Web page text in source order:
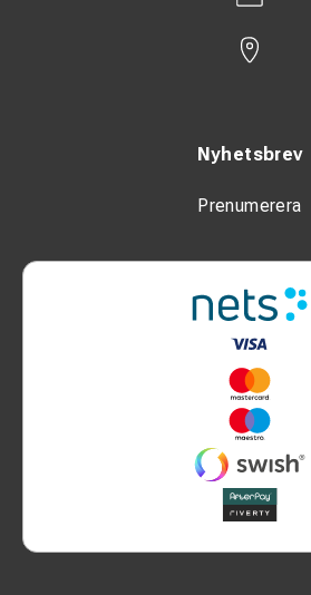
Nyhetsbrev
Prenumerera